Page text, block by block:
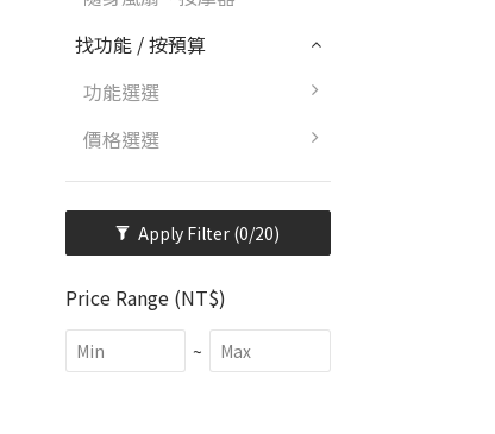
找功能 / 按預算
功能選選
價格選選
Apply Filter (0/20)
Price Range (NT$)
~